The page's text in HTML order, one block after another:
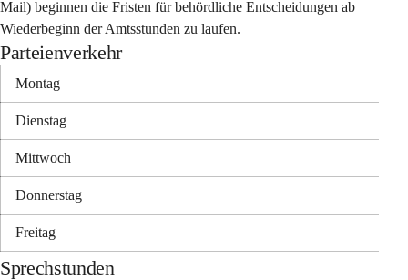
Mail) beginnen die Fristen für behördliche Entscheidungen ab
Wiederbeginn der Amtsstunden zu laufen.
Parteienverkehr
Montag
Dienstag
Mittwoch
Donnerstag
Freitag
Sprechstunden